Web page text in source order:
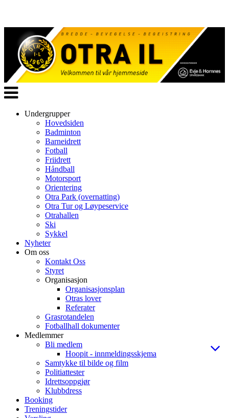
Veksle
navigasjon
Undergrupper
Hovedsiden
Badminton
Barneidrett
Fotball
Friidrett
Håndball
Motorsport
Orientering
Otra Park (overnatting)
Otra Tur og Løypeservice
Otrahallen
Ski
Sykkel
Nyheter
Om oss
Kontakt Oss
Styret
Organisasjon
Organisasjonsplan
Otras lover
Referater
Grasrotandelen
Fotballhall dokumenter
Medlemmer
Bli medlem
Hoopit - innmeldingsskjema
Samtykke til bilde og film
Politiattester
Idrettsoppgjør
Klubbdress
Booking
Treningstider